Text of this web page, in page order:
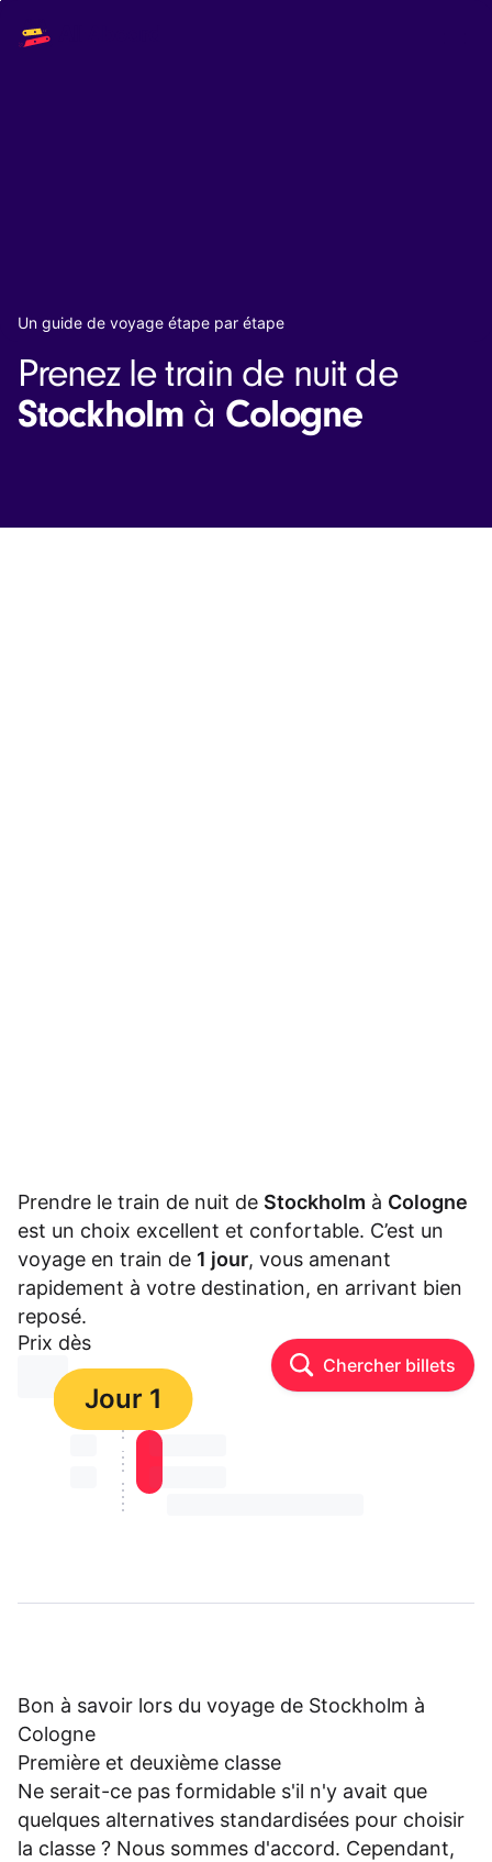
navigation
The API
Book a trip
Interrail passes
Eurail passes
Help & Support
Un guide de voyage étape par étape
Prenez le train de nuit de
Stockholm à Cologne
Prendre le train de nuit de Stockholm à Cologne
est un choix excellent et confortable. C’est un
voyage en train de 1 jour, vous amenant
rapidement à votre destination, en arrivant bien
reposé.
Prix dès
⏳⏳ Chercher billets
Jour 1
⏳⏳ ⏳ ⏳⏳
⏳⏳ ⏳ ⏳⏳
Bon à savoir lors du voyage de Stockholm à
Cologne
Première et deuxième classe
Ne serait-ce pas formidable s'il n'y avait que
quelques alternatives standardisées pour choisir
la classe ? Nous sommes d'accord. Cependant,